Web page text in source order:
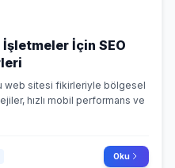
İçin SEO
web sitesi fikirleriyle bölgesel
hızlı mobil performans ve
Oku